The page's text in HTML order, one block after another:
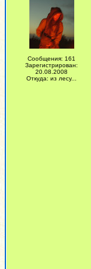
Сообщения: 161
Зарегистрирован:
20.08.2008
Откуда: из лесу...